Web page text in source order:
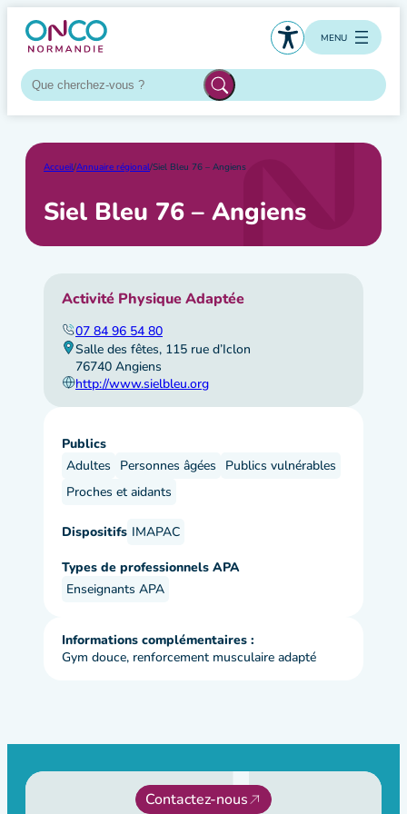
Aller
contenu
MENU
Accueil/Annuaire régional/Siel Bleu 76 – Angiens
Siel Bleu 76 – Angiens
Activité Physique Adaptée
07 84 96 54 80
Salle des fêtes, 115 rue d’Iclon
76740 Angiens
http://www.sielbleu.org
Publics
Adultes
Personnes âgées
Publics vulnérables
Proches et aidants
Dispositifs IMAPAC
Types de professionnels APA
Enseignants APA
Informations complémentaires :
Gym douce, renforcement musculaire adapté
Contactez-nous